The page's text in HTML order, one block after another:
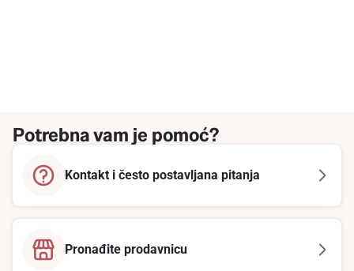
Potrebna vam je pomoć?
Kontakt i često postavljana pitanja
Pronađite prodavnicu